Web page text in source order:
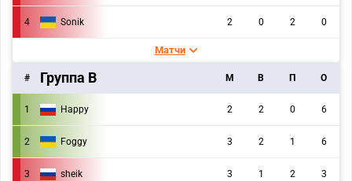
4 Sonik 2 0 2 0
Матчи
# Группа B M В П О
1 Happy 2 2 0 6
2 Foggy 3 2 1 6
3 sheik 3 1 2 3